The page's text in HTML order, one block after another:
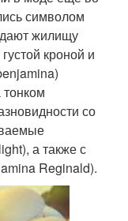
символом
жилищу
кроной и
со
а также с
Reginald).